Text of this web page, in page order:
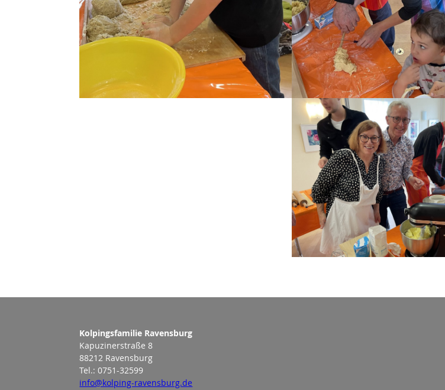
Kolpingsfamilie Ravensburg
Kapuzinerstraße 8
88212 Ravensburg
Tel.: 0751-32599
info@kolping-ravensburg.de